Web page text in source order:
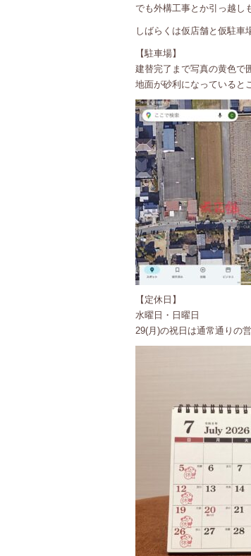
でも外構工事とか引っ越し
しばらくは仮店舗と仮駐車
【駐車場】
建替完了まで写真の黄色で
地面が砂利になっていると
【定休日】
水曜日・日曜日
29(月)の祝日は通常通りの営